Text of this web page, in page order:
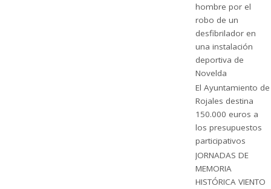
hombre por el
robo de un
desfibrilador en
una instalación
deportiva de
Novelda
El Ayuntamiento de
Rojales destina
150.000 euros a
los presupuestos
participativos
JORNADAS DE
MEMORIA
HISTÓRICA VIENTO